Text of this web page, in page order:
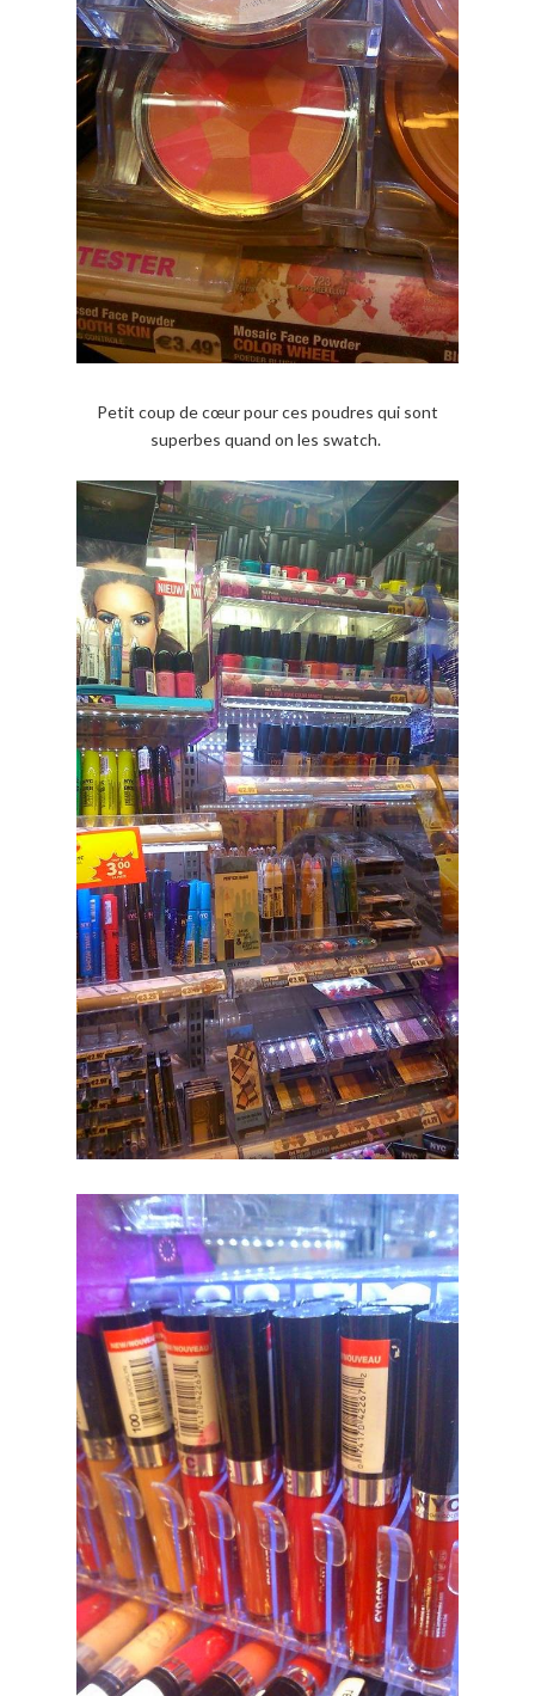
Petit coup de cœur pour ces poudres qui sont
superbes quand on les swatch.